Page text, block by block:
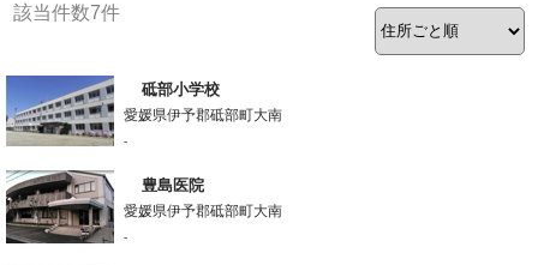
該当件数7件
砥部小学校
愛媛県伊予郡砥部町大南
-
豊島医院
愛媛県伊予郡砥部町大南
-